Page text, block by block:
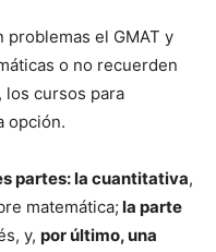
problemas el GMAT y
o no recuerden
los cursos para
opción.
partes: la cuantitativa,
matemática; la parte
y, por último, una